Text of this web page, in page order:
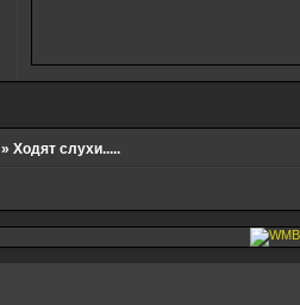
»Ходят слухи.....